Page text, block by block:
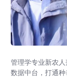
管理学专业新农
数据中台，打通